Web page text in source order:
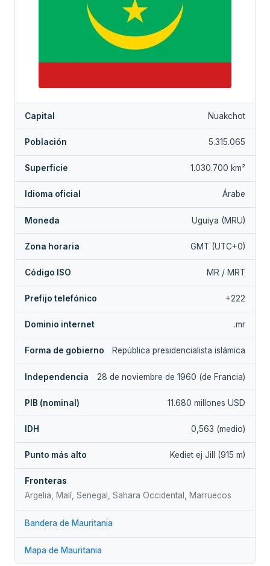
Capital Nuakchot
Población 5.315.065
Superficie 1.030.700 km²
Idioma oficial Árabe
Moneda Uguiya (MRU)
Zona horaria GMT (UTC+0)
Código ISO MR / MRT
Prefijo telefónico +222
Dominio internet .mr
Forma de gobierno República presidencialista islámica
Independencia 28 de noviembre de 1960 (de Francia)
PIB (nominal) 11.680 millones USD
IDH 0,563 (medio)
Punto más alto Kediet ej Jill (915 m)
Fronteras
Argelia, Malí, Senegal, Sahara Occidental, Marruecos
Bandera de Mauritania
Mapa de Mauritania